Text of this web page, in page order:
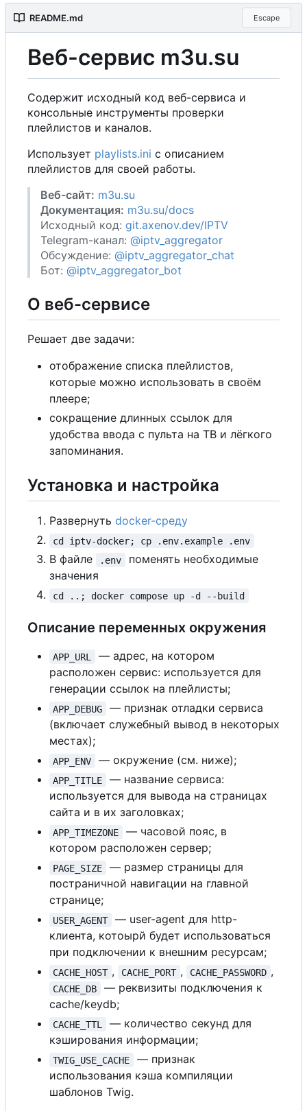
README.md Escape
Веб-сервис m3u.su
Содержит исходный код веб-сервиса и
консольные инструменты проверки
плейлистов и каналов.
Использует playlists.ini с описанием
плейлистов для своей работы.
Веб-сайт: m3u.su
Документация: m3u.su/docs
Исходный код: git.axenov.dev/IPTV
Telegram-канал: @iptv_aggregator
Обсуждение: @iptv_aggregator_chat
Бот: @iptv_aggregator_bot
О веб-сервисе
Решает две задачи:
отображение списка плейлистов,
которые можно использовать в своём
плеере;
сокращение длинных ссылок для
удобства ввода с пульта на ТВ и лёгкого
запоминания.
Установка и настройка
Развернуть docker-среду
cd iptv-docker; cp .env.example .env
В файле .env
поменять необходимые
значения
cd ..; docker compose up -d --build
Описание переменных окружения
APP_URL
— адрес, на котором
расположен сервис: используется для
генерации ссылок на плейлисты;
APP_DEBUG
— признак отладки сервиса
(включает служебный вывод в некоторых
местах);
APP_ENV — окружение (см. ниже);
APP_TITLE
— название сервиса:
используется для вывода на страницах
сайта и в их заголовках;
APP_TIMEZONE
— часовой пояс, в
котором расположен сервер;
PAGE_SIZE
— размер страницы для
постраничной навигации на главной
странице;
USER_AGENT
— user-agent для http-
клиента, котоырй будет использоваться
при подключении к внешним ресурсам;
CACHE_HOST , CACHE_PORT , CACHE_PASSWORD ,
CACHE_DB
— реквизиты подключения к
cache/keydb;
CACHE_TTL
— количество секунд для
кэширования информации;
TWIG_USE_CACHE
— признак
использования кэша компиляции
шаблонов Twig.